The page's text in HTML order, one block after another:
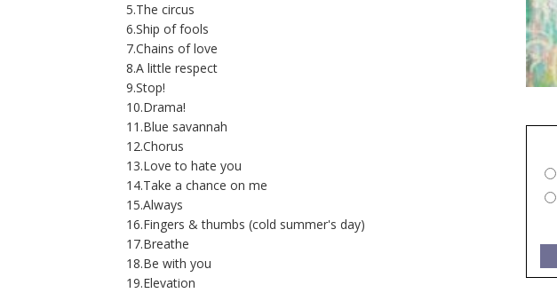
5.The circus
6.Ship of fools
7.Chains of love
8.A little respect
9.Stop!
10.Drama!
11.Blue savannah
12.Chorus
13.Love to hate you
14.Take a chance on me
15.Always
16.Fingers & thumbs (cold summer's day)
17.Breathe
18.Be with you
19.Elevation